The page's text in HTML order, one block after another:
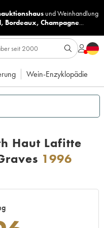
undWeinhandlung
, Bordeaux, Champagne...
Wein-Enzyklopädie
Haut Lafitte
1996